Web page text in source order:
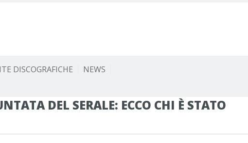
DISCOGRAFICHE NEWS
DEL SERALE: ECCO CHI È STATO